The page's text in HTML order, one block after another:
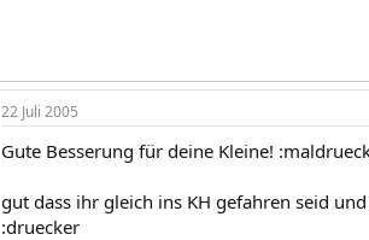
22 Juli 2005
Gute Besserung für deine Kleine!
gut dass ihr gleich ins KH gefahren seid
:druecker